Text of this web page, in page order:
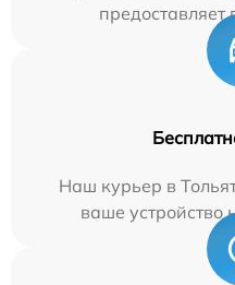
предоставляет
Наш курьер в
ваше устройство